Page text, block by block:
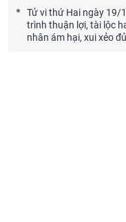
Tử vi thứ Hai ngày 19/
trình thuận lợi, tài lộc
nhân ám hại, xui xẻo